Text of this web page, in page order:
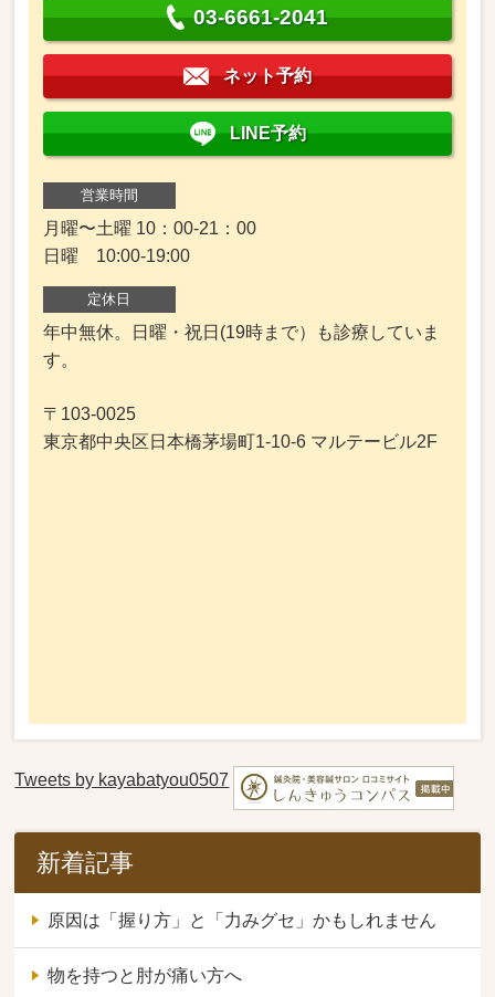
03-6661-2041
ネット予約
LINE予約
営業時間
月曜〜土曜 10：00-21：00
日曜 10:00-19:00
定休日
年中無休。日曜・祝日(19時まで）も診療していま
す。
〒103-0025
東京都中央区日本橋茅場町1-10-6 マルテービル2F
Tweets by kayabatyou0507
新着記事
原因は「握り方」と「力みグセ」かもしれません
物を持つと肘が痛い方へ